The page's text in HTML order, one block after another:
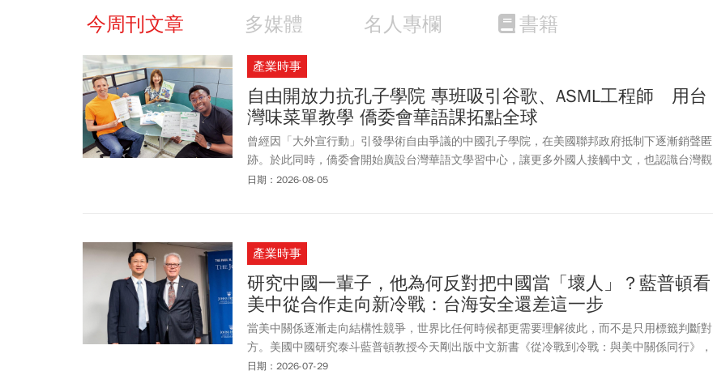
今周刊文章 多媒體 名人專欄 書籍
產業時事
自由開放力抗孔子學院 專班吸引谷歌、ASML工程師 用台
灣味菜單教學 僑委會華語課拓點全球
曾經因「大外宣行動」引發學術自由爭議的中國孔子學院，在美國聯邦政府抵制下逐漸銷聲匿
跡。於此同時，僑委會開始廣設台灣華語文學習中心，讓更多外國人接觸中文，也認識台灣觀
點與文化。
日期：2026-08-05
產業時事
研究中國一輩子，他為何反對把中國當「壞人」？藍普頓看
美中從合作走向新冷戰：台海安全還差這一步
當美中關係逐漸走向結構性競爭，世界比任何時候都更需要理解彼此，而不是只用標籤判斷對
方。美國中國研究泰斗藍普頓教授今天剛出版中文新書《從冷戰到冷戰：與美中關係同行》，
正是他畢生研究與歷史見證的集大成之作，帶領讀者重新理解美中關係如何從冷戰、接觸與合
日期：2026-07-29